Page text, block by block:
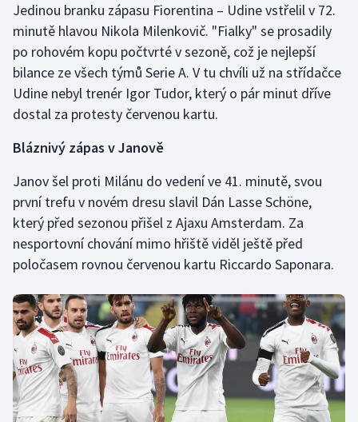
Sportovní střelba
Stolní tenis
Triatlon
Veslování
Vodní slalom
Volejbal
Ostatní
Jedinou branku zápasu Fiorentina – Udine vstřelil v 72.
minutě hlavou Nikola Milenkovič. "Fialky" se prosadily
po rohovém kopu počtvrté v sezoně, což je nejlepší
bilance ze všech týmů Serie A. V tu chvíli už na střídačce
Udine nebyl trenér Igor Tudor, který o pár minut dříve
dostal za protesty červenou kartu.
Bláznivý zápas v Janově
Janov šel proti Milánu do vedení ve 41. minutě, svou
první trefu v novém dresu slavil Dán Lasse Schöne,
který před sezonou přišel z Ajaxu Amsterdam. Za
nesportovní chování mimo hřiště viděl ještě před
poločasem rovnou červenou kartu Riccardo Saponara.